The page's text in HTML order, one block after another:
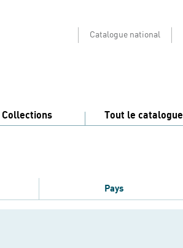
Catalogue national
Collections Tout le catalogue
Pays